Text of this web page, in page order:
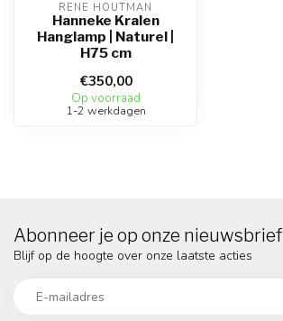
RENE HOUTMAN
Hanneke Kralen
Hanglamp | Naturel |
H75 cm
€350,00
Op voorraad
1-2 werkdagen
Abonneer je op onze nieuwsbrief
Blijf op de hoogte over onze laatste acties